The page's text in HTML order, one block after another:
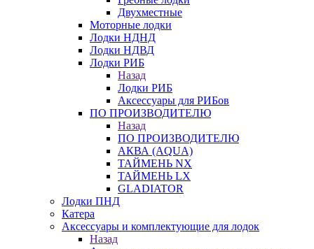
Двухместные
Моторные лодки
Лодки НДНД
Лодки НДВД
Лодки РИБ
Назад
Лодки РИБ
Аксессуары для РИБов
ПО ПРОИЗВОДИТЕЛЮ
Назад
ПО ПРОИЗВОДИТЕЛЮ
АКВА (AQUA)
ТАЙМЕНЬ NX
ТАЙМЕНЬ LX
GLADIATOR
Лодки ПНД
Катера
Аксессуары и комплектующие для лодок
Назад